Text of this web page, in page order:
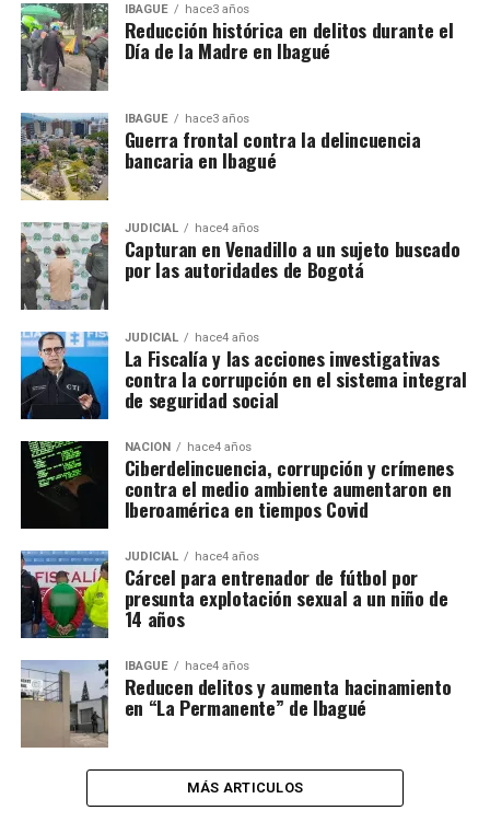
IBAGUÉ hace3 años
Reducción histórica en delitos durante el
Día de la Madre en Ibagué
IBAGUÉ hace3 años
Guerra frontal contra la delincuencia
bancaria en Ibagué
JUDICIAL hace4 años
Capturan en Venadillo a un sujeto buscado
por las autoridades de Bogotá
JUDICIAL hace4 años
La Fiscalía y las acciones investigativas
contra la corrupción en el sistema integral
de seguridad social
NACIÓN hace4 años
Ciberdelincuencia, corrupción y crímenes
contra el medio ambiente aumentaron en
Iberoamérica en tiempos Covid
JUDICIAL hace4 años
Cárcel para entrenador de fútbol por
presunta explotación sexual a un niño de
14 años
IBAGUÉ hace4 años
Reducen delitos y aumenta hacinamiento
en “La Permanente” de Ibagué
MÁS ARTICULOS